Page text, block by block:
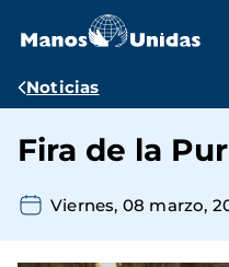
contenido
Ruta
navegación
Noticias
Fira de la
Viernes, 08 marzo,